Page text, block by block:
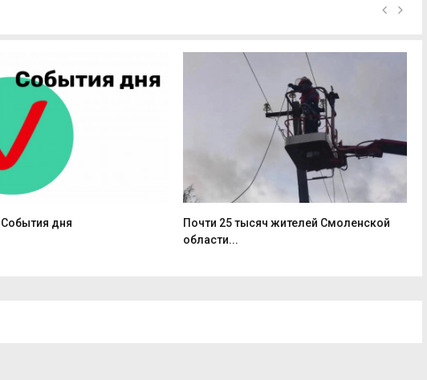
События дня
Почти 25 тысяч жителей Смоленской
области...